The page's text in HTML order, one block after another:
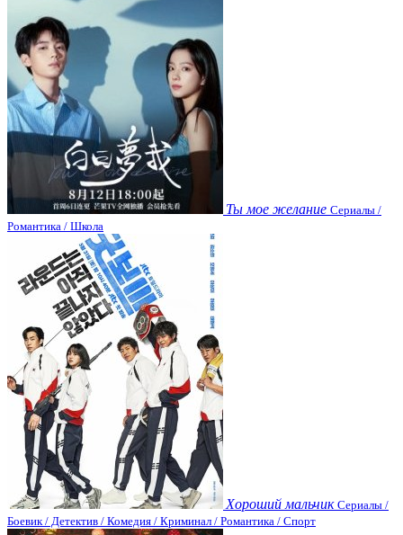
Ты мое желание Сериалы /
Романтика / Школа
Хороший мальчик Сериалы /
Боевик / Детектив / Комедия / Криминал / Романтика / Спорт